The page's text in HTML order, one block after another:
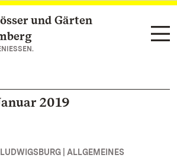
springenund Gärten
2019
| ALLGEMEINES